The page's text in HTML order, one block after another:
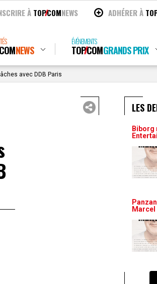
À TOPCOMNEWS ADHÉRER À
NEWS
ÉVÉNEMENTS
TOPCOMGRANDS PRIX
avec DDB Paris
LES
Biborg
Marcel